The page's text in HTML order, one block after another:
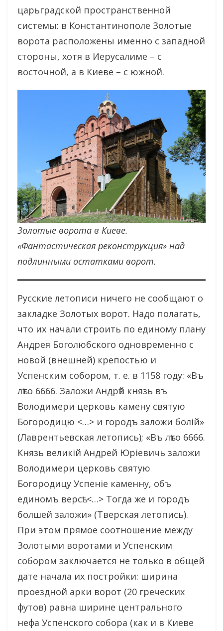
царьградской пространственной
системы: в Константинополе Золотые
ворота расположены именно с западной
стороны, хотя в Иерусалиме – с
восточной, а в Киеве – с южной.
Золотые ворота в Киеве.
«Фантастическая реконструкция» над
подлинными остатками ворот.
Русские летописи ничего не сообщают о
закладке Золотых ворот. Надо полагать,
что их начали строить по единому плану
Андрея Боголюбского одновременно с
новой (внешней) крепостью и
Успенским собором, т. е. в 1158 году: «Въ
лѣто 6666. Заложи Андрѣй князь въ
Володимери церковь камену святую
Богородицю <…> и городъ заложи болiй»
(Лаврентьевская летопись); «Въ лѣто 6666.
Князь великiй Андрей Юрiевичь заложи
Володимери церковь святую
Богородицу Успенiе каменну, объ
единомъ версѣ. <…> Тогда же и городъ
болшей заложи» (Тверская летопись).
При этом прямое соотношение между
Золотыми воротами и Успенским
собором заключается не только в общей
дате начала их постройки: ширина
проездной арки ворот (20 греческих
футов) равна ширине центрального
нефа Успенского собора (как и в Киеве